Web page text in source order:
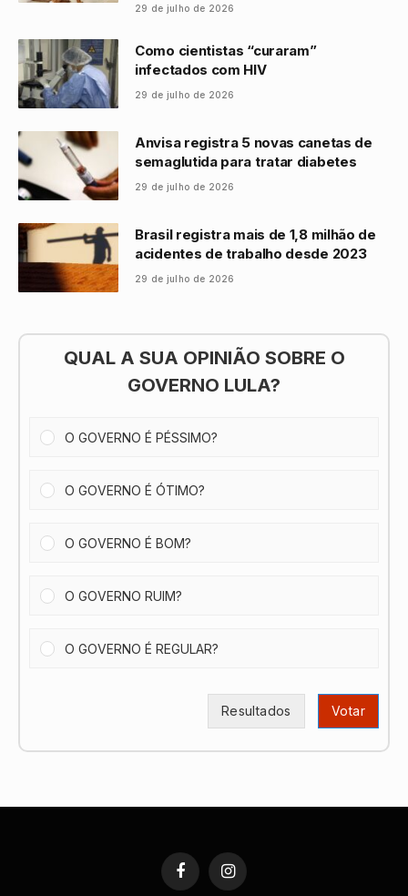
29 de julho de 2026
Como cientistas “curaram”
infectados com HIV
29 de julho de 2026
Anvisa registra 5 novas canetas de
semaglutida para tratar diabetes
29 de julho de 2026
Brasil registra mais de 1,8 milhão de
acidentes de trabalho desde 2023
29 de julho de 2026
QUAL A SUA OPINIÃO SOBRE O
GOVERNO LULA?
O GOVERNO É PÉSSIMO?
O GOVERNO É ÓTIMO?
O GOVERNO É BOM?
O GOVERNO RUIM?
O GOVERNO É REGULAR?
Resultados Votar
FacebookInstagram